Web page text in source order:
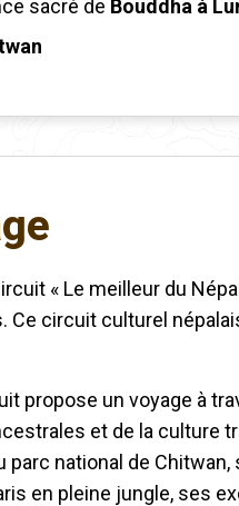
sacré de Bouddha à
« Le meilleur du
circuit culturel
propose un voyage à
et de la culture
parc national de
en pleine jungle, ses